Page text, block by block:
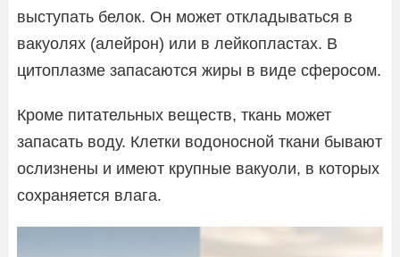
выступать белок. Он может откладываться в
вакуолях (алейрон) или в лейкопластах. В
цитоплазме запасаются жиры в виде сферосом.
Кроме питательных веществ, ткань может
запасать воду. Клетки водоносной ткани бывают
ослизнены и имеют крупные вакуоли, в которых
сохраняется влага.